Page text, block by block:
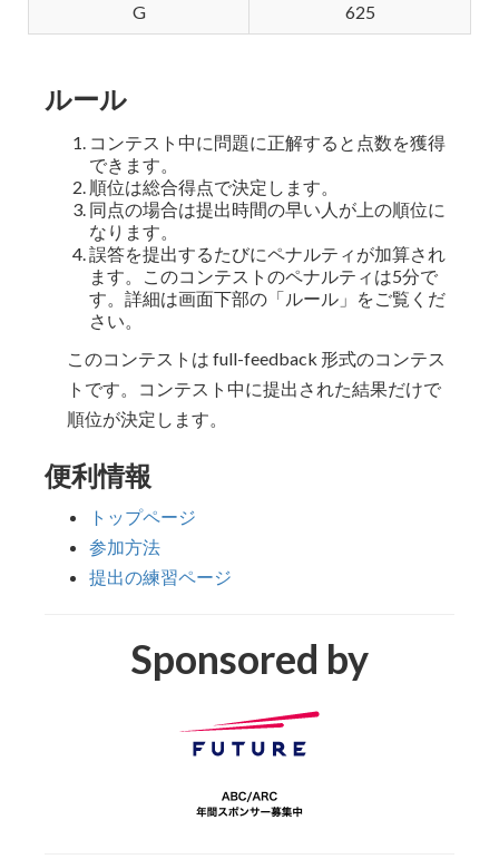
G 625
ルール
コンテスト中に問題に正解すると点数を獲得
できます。
順位は総合得点で決定します。
同点の場合は提出時間の早い人が上の順位に
なります。
誤答を提出するたびにペナルティが加算され
ます。このコンテストのペナルティは5分で
す。詳細は画面下部の「ルール」をご覧くだ
さい。
このコンテストは full-feedback 形式のコンテス
トです。コンテスト中に提出された結果だけで
順位が決定します。
便利情報
トップページ
参加方法
提出の練習ページ
Sponsored by